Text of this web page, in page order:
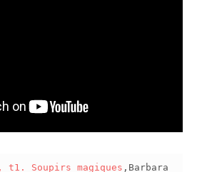
Soupirs magiques ,Barbara